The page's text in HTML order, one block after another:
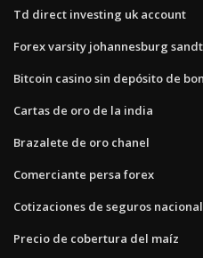
Td direct investing uk account
Forex varsity johannesburg
Bitcoin casino sin depósito de
Cartas de oro de la india
Brazalete de oro chanel
Comerciante persa forex
Cotizaciones de seguros
Precio de cobertura del maíz